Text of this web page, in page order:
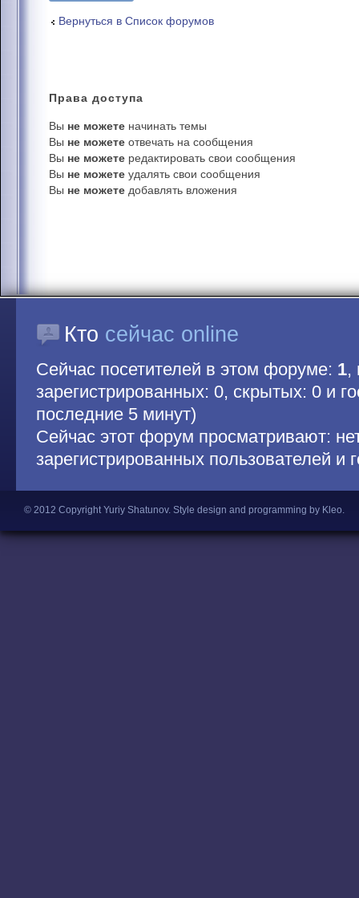
Вернуться в Список форумов
Права доступа
Вы не можете начинать темы
Вы не можете отвечать на сообщения
Вы не можете редактировать свои сообщения
Вы не можете удалять свои сообщения
Вы не можете добавлять вложения
Кто сейчас online
Сейчас посетителей в этом форуме: 1,
зарегистрированных: 0, скрытых: 0 и
последние 5 минут)
Сейчас этот форум просматривают:
зарегистрированных пользователей и
© 2012 Copyright Yuriy Shatunov. Style design and programming by Kleo.